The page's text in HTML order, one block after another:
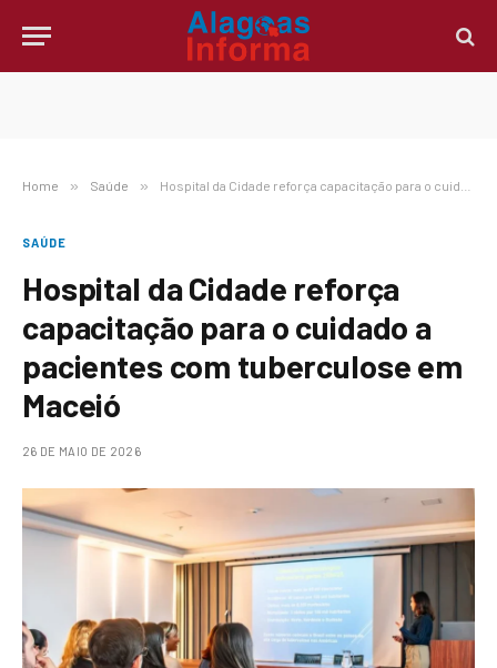
Home » Saúde » Hospital da Cidade reforça capacitação para o cuidado a pacientes com tuberculose em Maceió
SAÚDE
Hospital da Cidade reforça
capacitação para o cuidado a
pacientes com tuberculose em
Maceió
26 DE MAIO DE 2026